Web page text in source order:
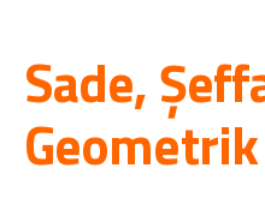
Sade,
Geometrik